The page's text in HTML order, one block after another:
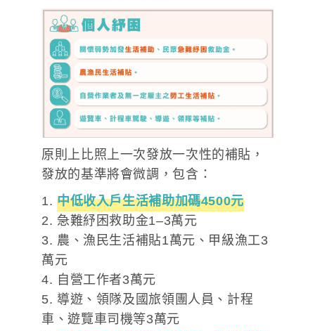
原則上比照上一次發放一次性的補貼，
發放的基準將會微調，包含：
1. 中低收入戶生活補助加碼4500元
2. 急難紓困救助金1–3萬元
3. 農、漁民生活補貼1萬元、甲級漁工3
萬元
4. 自營工作者3萬元
5. 導遊、領隊及國旅領團人員、計程
車、遊覽車司機等3萬元